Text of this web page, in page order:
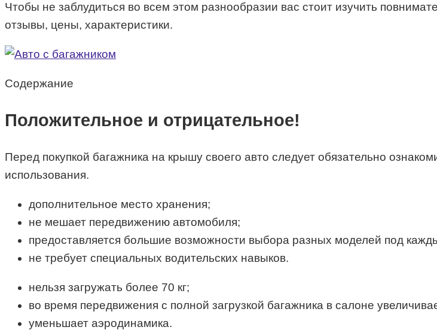
Чтобы не заблудиться во всем этом разнообразии вас стоит изучить
отзывы, цены, характеристики.
Содержание
Положительное и отрицательное!
Перед покупкой багажника на крышу своего авто следует обязательно
использования.
дополнительное место хранения;
не мешает передвижению автомобиля;
предоставляется большие возможности выбора разных моделей под
не требует специальных водительских навыков.
нельзя загружать более 70 кг;
во время передвижения с полной загрузкой багажника в салоне
уменьшает аэродинамика.